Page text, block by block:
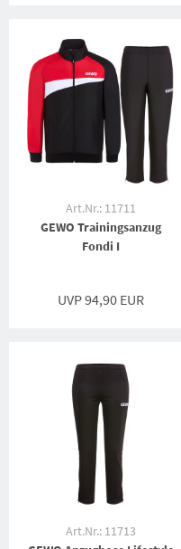
Art.Nr.: 11711
GEWO Trainingsanzug
Fondi I
UVP 94,90 EUR
Art.Nr.: 11713